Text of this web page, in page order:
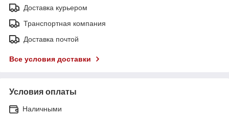
Доставка курьером
Транспортная компания
Доставка почтой
Все условия доставки
Условия оплаты
Наличными